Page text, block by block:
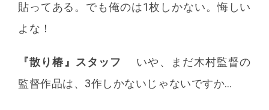
貼ってある。でも俺のは1枚しかない。悔しい
よな！
『散り椿』スタッフ
いや、まだ木村監督の
監督作品は、3作しかないじゃないですか…